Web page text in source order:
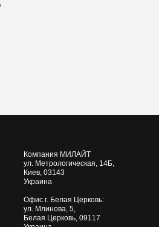
Компания МИЛАЙТ
ул. Метрологическая, 14Б,
Киев, 03143
Украина
Офис г. Белая Церковь:
ул. Млинова, 5,
Белая Церковь, 09117